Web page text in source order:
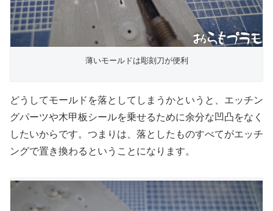
薄いモールドは彫刻刀が便利
どうしてモールドを落としてしまうかというと、エッチン
グパーツや木甲板シールを乗せるために余分な凹凸をなく
したいからです。つまりは、落としたものすべてがエッチ
ングで置き換わるということになります。